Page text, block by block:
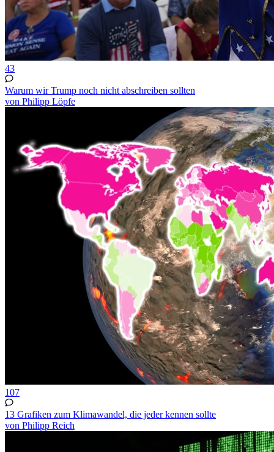
43
Warum wir Trump noch nicht abschreiben sollten
von Philipp Löpfe
107
13 Grafiken zum Klimawandel, die jeder kennen sollte
von Philipp Reich